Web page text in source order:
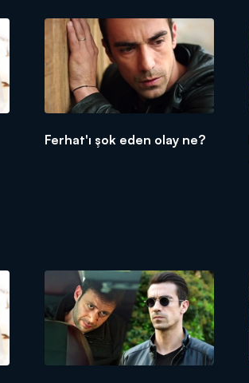
Ferhat'ı şok eden olay ne?